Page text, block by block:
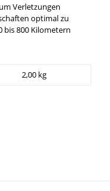
Verletzungen
optimal zu
bis 800 Kilometern
2,00 kg